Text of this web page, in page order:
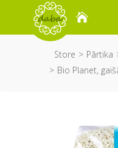
Store Pārtika
Bio Planet,